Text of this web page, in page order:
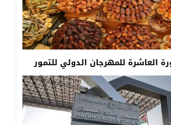
العاشرة للمهرجان الدولي للتمور